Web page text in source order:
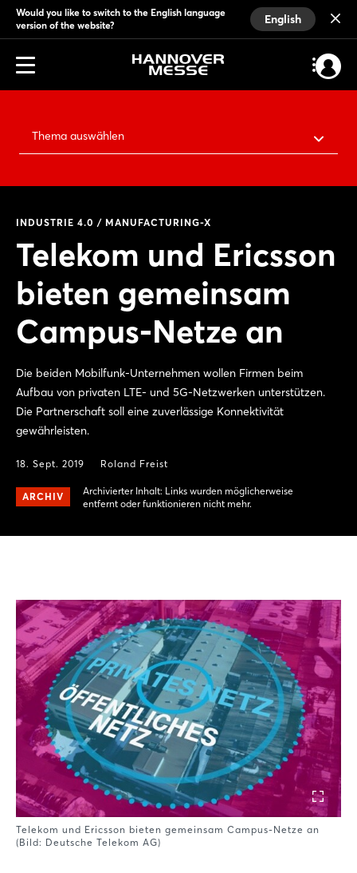
Would you like to switch to the English language
version of the website?
English
Thema auswählen
INDUSTRIE 4.0 / MANUFACTURING-X
Telekom und Ericsson
bieten gemeinsam
Campus-Netze an
Die beiden Mobilfunk-Unternehmen wollen Firmen beim
Aufbau von privaten LTE- und 5G-Netzwerken unterstützen.
Die Partnerschaft soll eine zuverlässige Konnektivität
gewährleisten.
18. Sept. 2019 Roland Freist
ARCHIV
Archivierter Inhalt: Links wurden möglicherweise
entfernt oder funktionieren nicht mehr.
Telekom und Ericsson bieten gemeinsam Campus-Netze an
(Bild: Deutsche Telekom AG)